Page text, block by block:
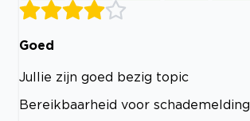
Goed
Jullie zijn goed bezig topic
Bereikbaarheid voor schademelding